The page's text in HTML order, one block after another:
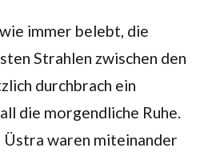
immer belebt, die
Strahlen zwischen den
durchbrach ein
die morgendliche Ruhe.
waren miteinander